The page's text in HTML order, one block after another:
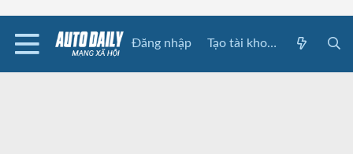
Đăng nhập Tạo tài khoản